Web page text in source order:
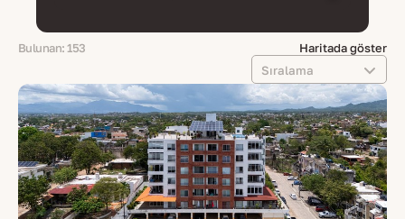
Bulunan: 153
Haritada göster
Sıralama